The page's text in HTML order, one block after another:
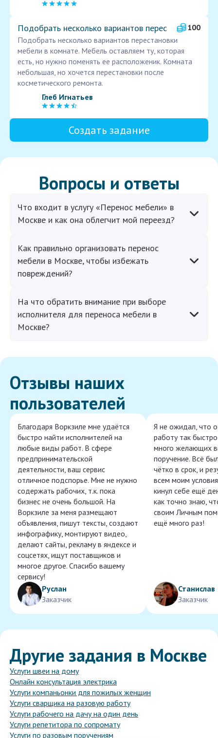
Подобрать несколько вариантов перес
100
Подобрать несколько вариантов перестановки
мебели в комнате. Мебель оставляем ту, которая
есть, но нужно поменять ее расположеник. Комната
небольшая, но хочется перестановки после
косметического ремонта.
Глеб Игнатьев
Создать задание
Вопросы и ответы
Что входит в услугу «Перенос мебели» в
Москве и как она облегчит мой переезд?
Как правильно организовать перенос
мебели в Москве, чтобы избежать
повреждений?
На что обратить внимание при выборе
исполнителя для переноса мебели в
Москве?
Отзывы наших
пользователей
Благодаря Воркзиле мне удаётся
быстро найти исполнителей на
любые виды работ. В сфере
предпринимательской
деятельности, ваш сервис
отличное подспорье. Мне не нужно
содержать рабочих, т.к. пока
бизнес не очень большой. На
Воркзиле за меня размещают
объявления, пишут тексты, создают
инфографику, монтируют видео,
делают сайты, рекламу в яндексе и
соцсетях, ищут поставщиков и
многое другое. Спасибо вашему
сервису!
Руслан
Заказчик
Я не ожидал, что
работу так
много желающих
поручение. Всё
чётко в срок, и
всем моим
кинул себе ещё
как точно знаю,
своим Личным
ещё много раз!
Станислав
Заказчик
Другие задания в Москве
Услуги швеи на дому
Онлайн консультация электрика
Услуги компаньонки для пожилых женщин
Услуги сварщика на разовую работу
Услуги рабочего на дачу на один день
Услуги репетитора по сопромату
Услуги по разовым поручениям